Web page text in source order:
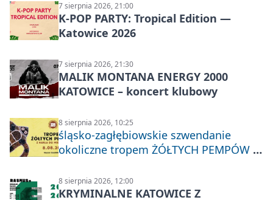
7 sierpnia 2026, 21:00
K-POP PARTY: Tropical Edition —
Katowice 2026
7 sierpnia 2026, 21:30
MALIK MONTANA ENERGY 2000
KATOWICE – koncert klubowy
8 sierpnia 2026, 10:25
śląsko-zagłębiowskie szwendanie
okoliczne tropem ŻÓŁTYCH PEMPÓW z
8 sierpnia 2026, 12:00
KRYMINALNE KATOWICE Z